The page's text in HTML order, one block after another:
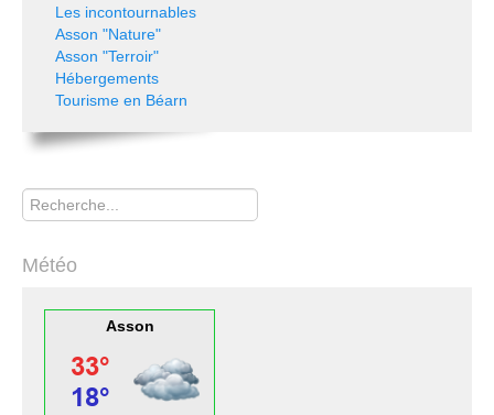
Les incontournables
Asson "Nature"
Asson "Terroir"
Hébergements
Tourisme en Béarn
Rechercher
Météo
Asson